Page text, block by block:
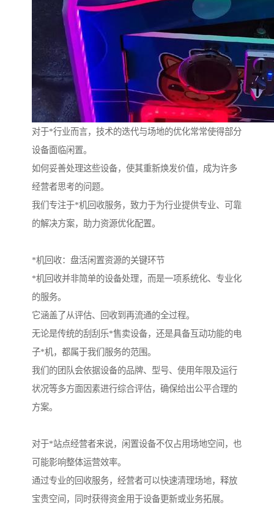
对于*行业而言，技术的迭代与场地的优化常常使得部分
设备面临闲置。
如何妥善处理这些设备，使其重新焕发价值，成为许多
经营者思考的问题。
我们专注于*机回收服务，致力于为行业提供专业、可靠
的解决方案，助力资源优化配置。
*机回收：盘活闲置资源的关键环节
*机回收并非简单的设备处理，而是一项系统化、专业化
的服务。
它涵盖了从评估、回收到再流通的全过程。
无论是传统的刮刮乐*售卖设备，还是具备互动功能的电
子*机，都属于我们服务的范围。
我们的团队会依据设备的品牌、型号、使用年限及运行
状况等多方面因素进行综合评估，确保给出公平合理的
方案。
对于*站点经营者来说，闲置设备不仅占用场地空间，也
可能影响整体运营效率。
通过专业的回收服务，经营者可以快速清理场地，释放
宝贵空间，同时获得资金用于设备更新或业务拓展。